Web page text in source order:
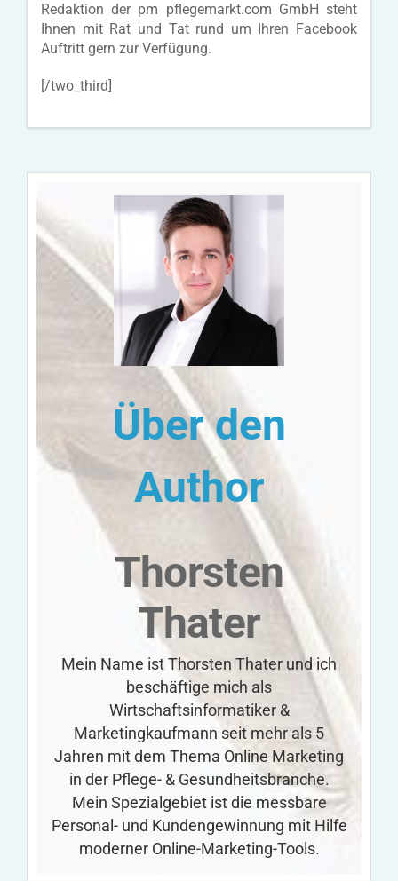
Redaktion der pm pflegemarkt.com GmbH steht
Ihnen mit Rat und Tat rund um Ihren Facebook
Auftritt gern zur Verfügung.
[/two_third]
Über den
Author
Thorsten
Thater
Mein Name ist Thorsten Thater und ich
beschäftige mich als
Wirtschaftsinformatiker &
Marketingkaufmann seit mehr als 5
Jahren mit dem Thema Online Marketing
in der Pflege- & Gesundheitsbranche.
Mein Spezialgebiet ist die messbare
Personal- und Kundengewinnung mit Hilfe
moderner Online-Marketing-Tools.